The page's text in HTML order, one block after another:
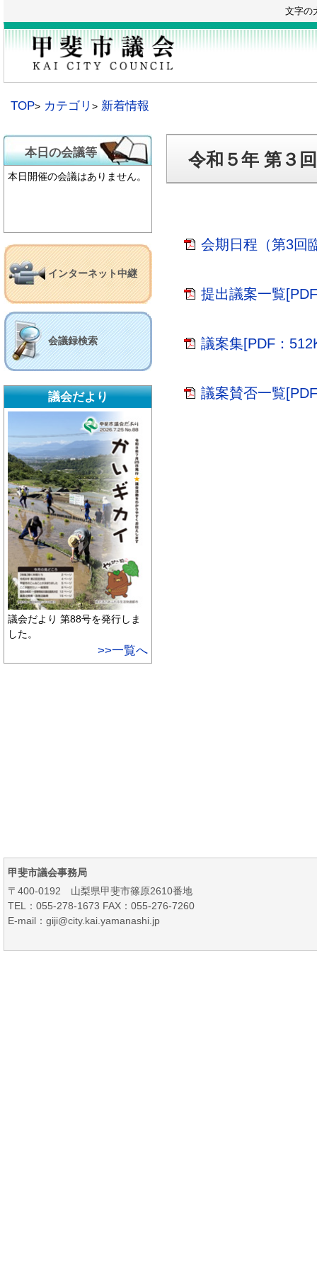
文
へ
文字の
TOP カテゴリ 新着情報
本日の会議等
本日開催の会議はありません。
インターネット中継
会議録検索
議会だより
議会だより 第88号を発行しま
した。
>>一覧へ
令和５年 第３
会期日程（第3回
提出議案一覧
議案集[PDF：
議案賛否一覧
甲斐市議会事務局
〒400-0192 山梨県甲斐市篠原2610番地
TEL：055-278-1673 FAX：055-276-7260
E-mail：giji@city.kai.yamanashi.jp